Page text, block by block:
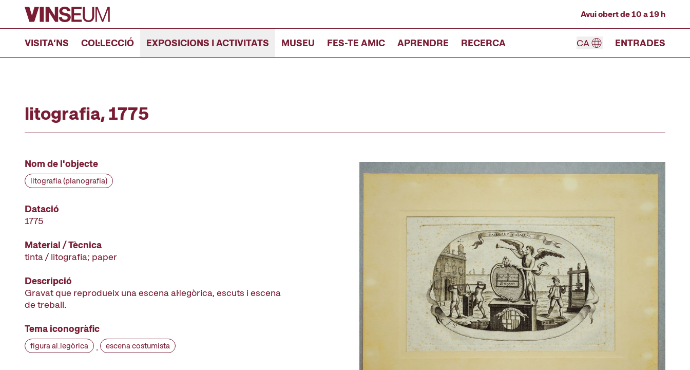
Anar al contingut
Avui obert de 10 a 19 h
VISITA’NS COL·LECCIÓ EXPOSICIONS I ACTIVITATS MUSEU FES-TE AMIC APRENDRE RECERCA CA ENTRADES
litografia, 1775
Nom de l'objecte
litografia (planografia)
Datació
1775
Material / Tècnica
tinta / litografia; paper
Descripció
Gravat que reprodueix una escena al·legòrica, escuts i escena
de treball.
Tema iconogràfic
figura al.legòrica · escena costumista